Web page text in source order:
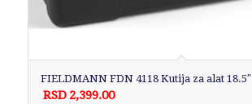
FIELDMANN FDN 4118 Kutija za alat 18.5″
RSD 2,399.00